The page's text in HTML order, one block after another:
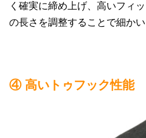
く確実に締め上げ、高いフィ
の長さを調整することで細か
④ 高いトゥフック性能